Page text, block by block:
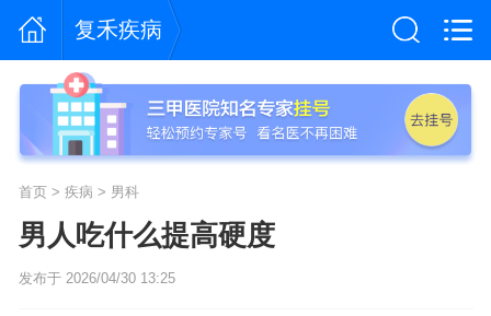
复禾疾病
首页> 疾病 > 男科
男人吃什么提高硬度
发布于 2026/04/30 13:25